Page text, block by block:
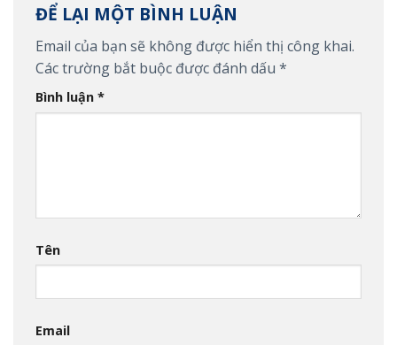
ĐỂ LẠI MỘT BÌNH LUẬN
Email của bạn sẽ không được hiển thị công khai.
Các trường bắt buộc được đánh dấu *
Bình luận *
Tên
Email